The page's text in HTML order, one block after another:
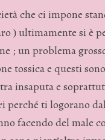
che ci impone
) ultimamente si è
; un problema
tossica e questi
insaputa e
perché ti logorano
facendo del male